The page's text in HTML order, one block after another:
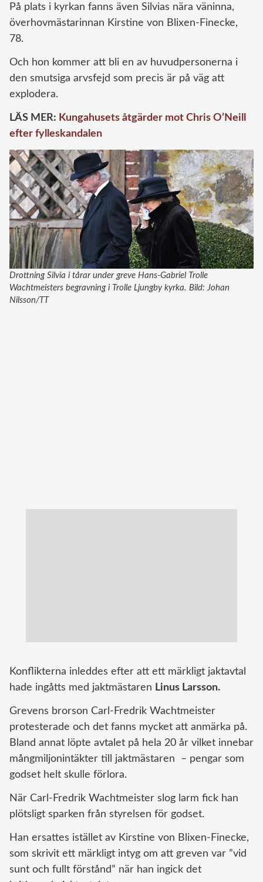
På plats i kyrkan fanns även Silvias nära väninna,
överhovmästarinnan Kirstine von Blixen-Finecke,
78.
Och hon kommer att bli en av huvudpersonerna i
den smutsiga arvsfejd som precis är på väg att
explodera.
LÄS MER: Kungahusets åtgärder mot Chris O’Neill
efter fylleskandalen
Drottning Silvia i tårar under greve Hans-Gabriel Trolle
Wachtmeisters begravning i Trolle Ljungby kyrka. Bild: Johan
Nilsson/TT
Konflikterna inleddes efter att ett märkligt jaktavtal
hade ingåtts med jaktmästaren Linus Larsson.
Grevens brorson Carl-Fredrik Wachtmeister
protesterade och det fanns mycket att anmärka på.
Bland annat löpte avtalet på hela 20 år vilket innebar
mångmiljonintäkter till jaktmästaren – pengar som
godset helt skulle förlora.
När Carl-Fredrik Wachtmeister slog larm fick han
plötsligt sparken från styrelsen för godset.
Han ersattes istället av Kirstine von Blixen-Finecke,
som skrivit ett märkligt intyg om att greven var ”vid
sunt och fullt förstånd” när han ingick det